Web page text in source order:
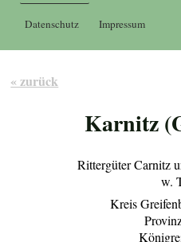
Datenschutz Impressum
« zurück
Karnitz
Rittergüter Carnitz
w.
Kreis